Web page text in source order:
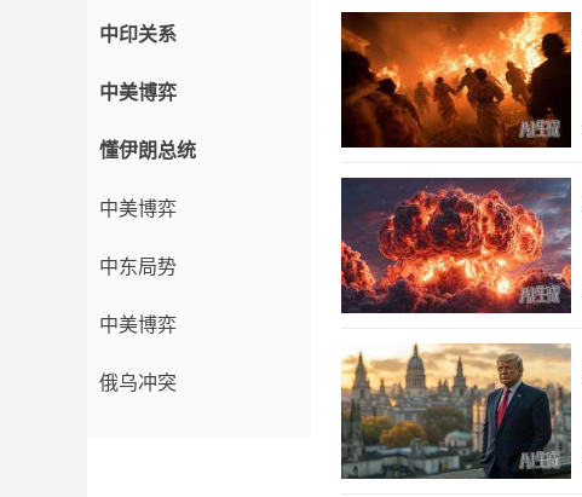
中印关系
中美博弈
懂伊朗总统
中美博弈
中东局势
中美博弈
俄乌冲突